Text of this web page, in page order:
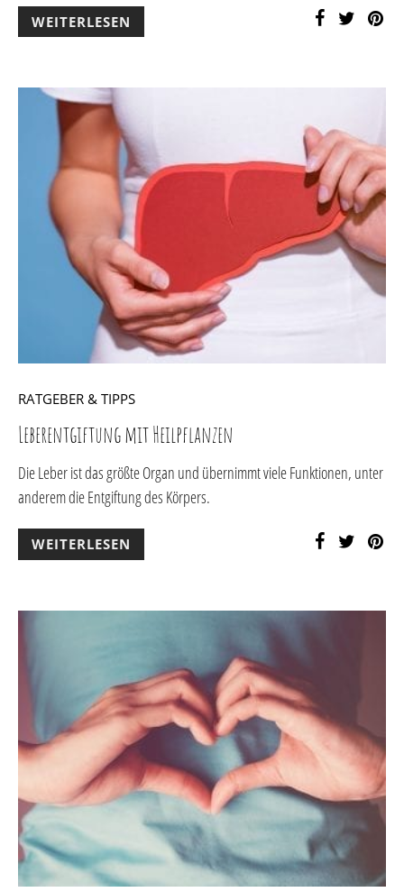
WEITERLESEN
RATGEBER & TIPPS
Leberentgiftung mit Heilpflanzen
Die Leber ist das größte Organ und übernimmt viele Funktionen, unter
anderem die Entgiftung des Körpers.
WEITERLESEN